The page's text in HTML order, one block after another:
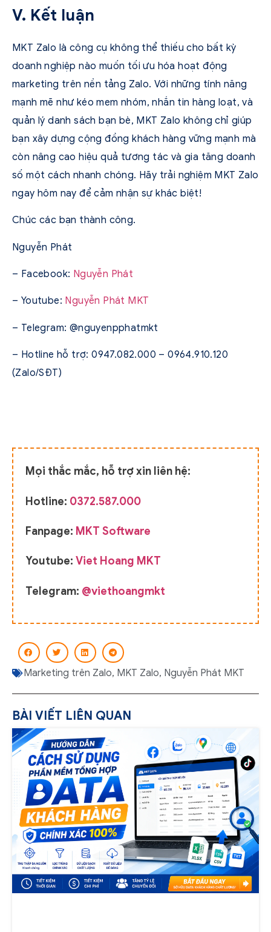
V. Kết luận
MKT Zalo là công cụ không thể thiếu cho bất kỳ
doanh nghiệp nào muốn tối ưu hóa hoạt động
marketing trên nền tảng Zalo. Với những tính năng
mạnh mẽ như kéo mem nhóm, nhắn tin hàng loạt, và
quản lý danh sách bạn bè, MKT Zalo không chỉ giúp
bạn xây dựng cộng đồng khách hàng vững mạnh mà
còn nâng cao hiệu quả tương tác và gia tăng doanh
số một cách nhanh chóng. Hãy trải nghiệm MKT Zalo
ngay hôm nay để cảm nhận sự khác biệt!
Chúc các bạn thành công.
Nguyễn Phát
– Facebook: Nguyễn Phát
– Youtube: Nguyễn Phát MKT
– Telegram: @nguyenpphatmkt
– Hotline hỗ trợ: 0947.082.000 – 0964.910.120
(Zalo/SĐT)
Mọi thắc mắc, hỗ trợ xin liên hệ:
Hotline: 0372.587.000
Fanpage: MKT Software
Youtube: Viet Hoang MKT
Telegram: @viethoangmkt
Marketing trên Zalo, MKT Zalo, Nguyễn Phát MKT
BÀI VIẾT LIÊN QUAN